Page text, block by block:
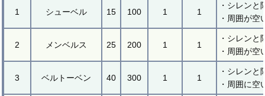
1 シューベル 15 100 1 1
・シレン
・周囲が
2 メンベルス 25 200 1 1
・シレン
・周囲が
3 ベルトーベン 40 300 1 1
・シレン
・周囲に